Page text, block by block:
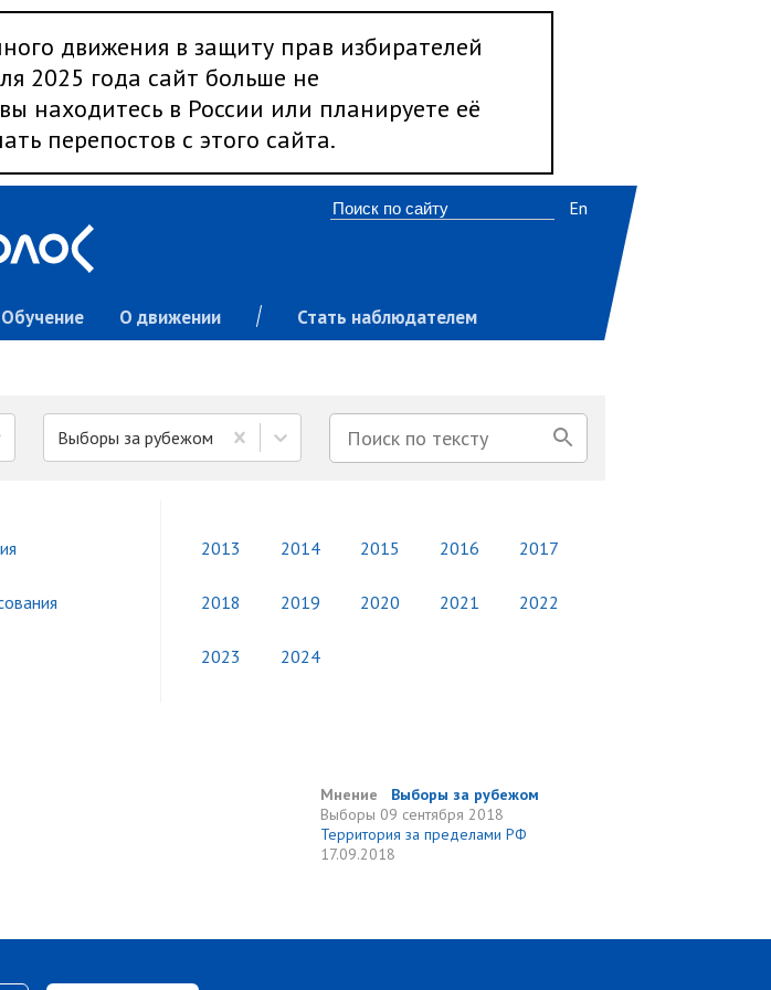
движения в защиту прав избирателей
2025 года сайт больше не
находитесь в России или планируете её
перепостов с этого сайта.
Обучение О движении Стать наблюдателем
En
Выборы за рубежом
2013 2014 2015 2016 2017
2018 2019 2020 2021 2022
2023 2024
Мнение
Выборы за рубежом
Выборы 09 сентября 2018
Территория за пределами РФ
17.09.2018